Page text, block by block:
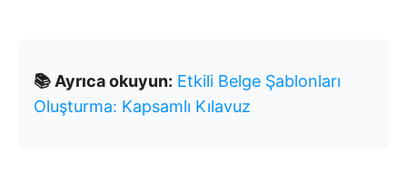
📚 Ayrıca okuyun: Etkili Belge Şablonları
Oluşturma: Kapsamlı Kılavuz